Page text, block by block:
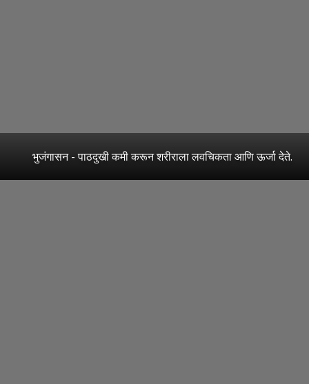
भुजंगासन - पाठदुखी कमी करून शरीराला लवचिकता आणि ऊर्जा देते.